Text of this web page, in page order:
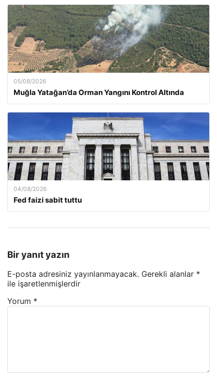
05/08/2026
Muğla Yatağan’da Orman Yangını Kontrol Altında
04/08/2026
Fed faizi sabit tuttu
Bir yanıt yazın
E-posta adresiniz yayınlanmayacak. Gerekli alanlar *
ile işaretlenmişlerdir
Yorum *